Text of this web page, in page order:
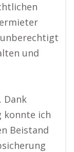
und
Dank
konnte ich
Beistand